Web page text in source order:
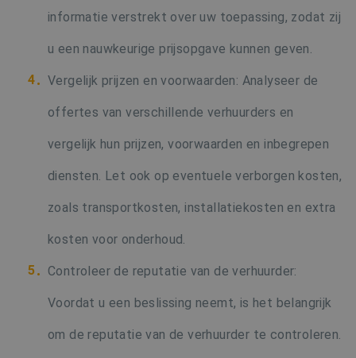
informatie verstrekt over uw toepassing, zodat zij
u een nauwkeurige prijsopgave kunnen geven.
Vergelijk prijzen en voorwaarden: Analyseer de
offertes van verschillende verhuurders en
vergelijk hun prijzen, voorwaarden en inbegrepen
diensten. Let ook op eventuele verborgen kosten,
zoals transportkosten, installatiekosten en extra
kosten voor onderhoud.
Controleer de reputatie van de verhuurder:
Voordat u een beslissing neemt, is het belangrijk
om de reputatie van de verhuurder te controleren.
Targeting
Functioneel
Niet-geclassificeerd
kernfunctionaliteiten van de website mogelijk,
De website kan niet goed worden gebruikt
Naam
Aanbieder / Domein
VISITOR_PRIVACY_METADATA
YouTube
.youtube.com